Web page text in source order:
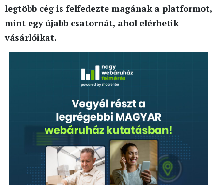
legtöbb cég is felfedezte magának a platformot,
mint egy újabb csatornát, ahol elérhetik
vásárlóikat.